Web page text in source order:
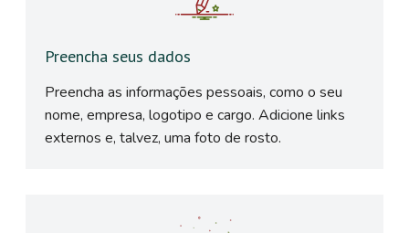
Preencha seus dados
Preencha as informações pessoais, como o seu
nome, empresa, logotipo e cargo. Adicione links
externos e, talvez, uma foto de rosto.